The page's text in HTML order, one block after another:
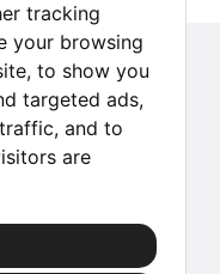
tracking
your browsing
to show you
targeted ads,
and to
are